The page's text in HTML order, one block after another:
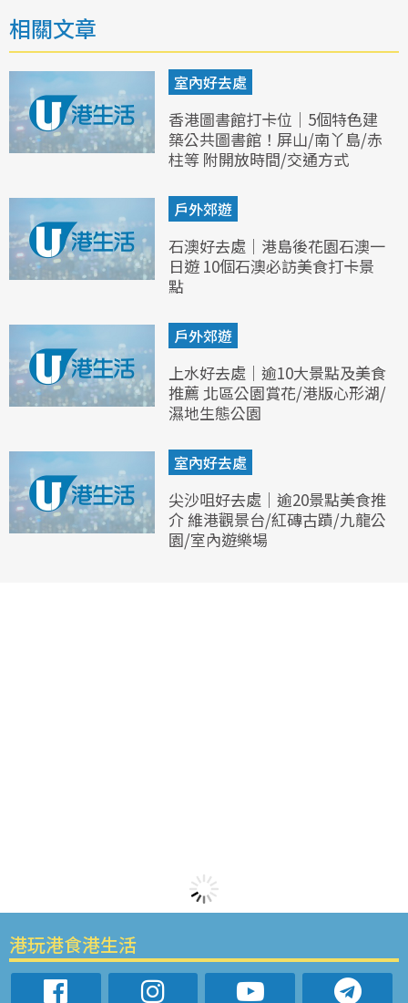
相關文章
室內好去處
香港圖書館打卡位｜5個特色建
築公共圖書館！屏山/南丫島/赤
柱等 附開放時間/交通方式
戶外郊遊
石澳好去處｜港島後花園石澳一
日遊 10個石澳必訪美食打卡景
點
戶外郊遊
上水好去處｜逾10大景點及美食
推薦 北區公園賞花/港版心形湖/
濕地生態公園
室內好去處
尖沙咀好去處｜逾20景點美食推
介 維港觀景台/紅磚古蹟/九龍公
園/室內遊樂場
港玩港食港生活